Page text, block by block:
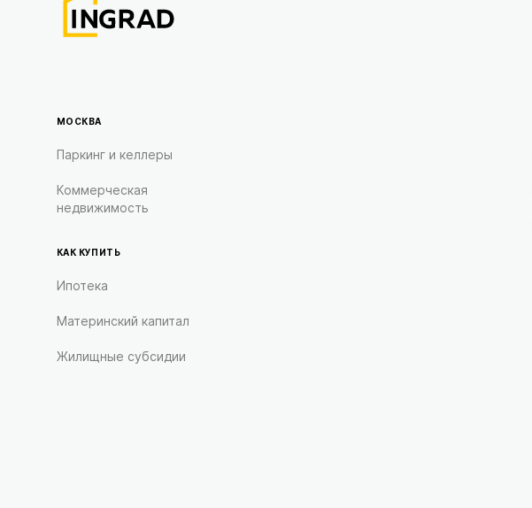
МОСКВА
Паркинг и келлеры
Коммерческая
недвижимость
КАК КУПИТЬ
Ипотека
Материнский капитал
Жилищные субсидии